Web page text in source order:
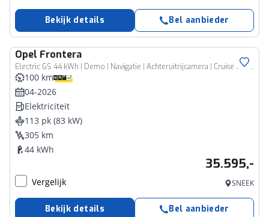
Bekijk details Bel aanbieder
Opel Frontera
Electric GS 44 kWh | Demo | Navigatie | Achteruitrijcamera | Cruise control | Stoel en stuurverwarming | Verwarmbare voorruit | Lichtmetalen velgen | Extra getint glas
100 km
04-2026
Elektriciteit
113 pk (83 kW)
305 km
44 kWh
35.595,-
Vergelijk SNEEK
Bekijk details Bel aanbieder